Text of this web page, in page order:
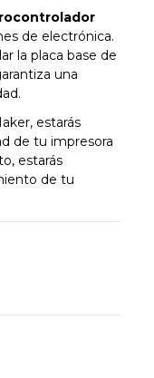
de electrónica.
la placa base de
una
estarás
de tu impresora
estarás
de tu